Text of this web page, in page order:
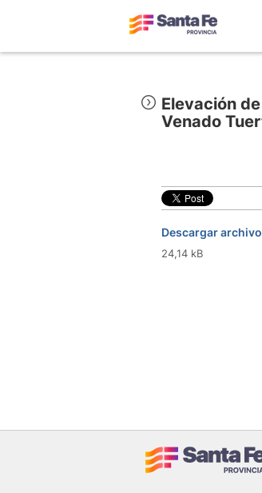
Elevación
Venado
Descargar archivo
24,14 kB